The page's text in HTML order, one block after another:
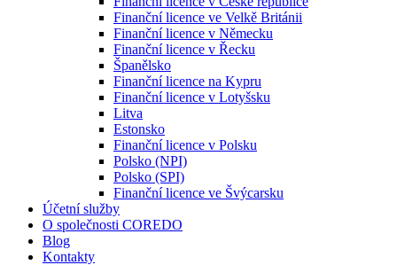
Finanční licence ve Velkě Británii
Finanční licence v Německu
Finanční licence v Řecku
Španělsko
Finanční licence na Kypru
Finanční licence v Lotyšsku
Litva
Estonsko
Finanční licence v Polsku
Polsko (NPI)
Polsko (SPI)
Finanční licence ve Švýcarsku
Účetní služby
O společnosti COREDO
Blog
Kontakty